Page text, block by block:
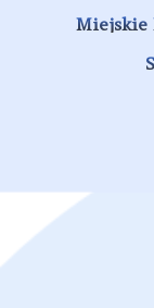
Miejskie